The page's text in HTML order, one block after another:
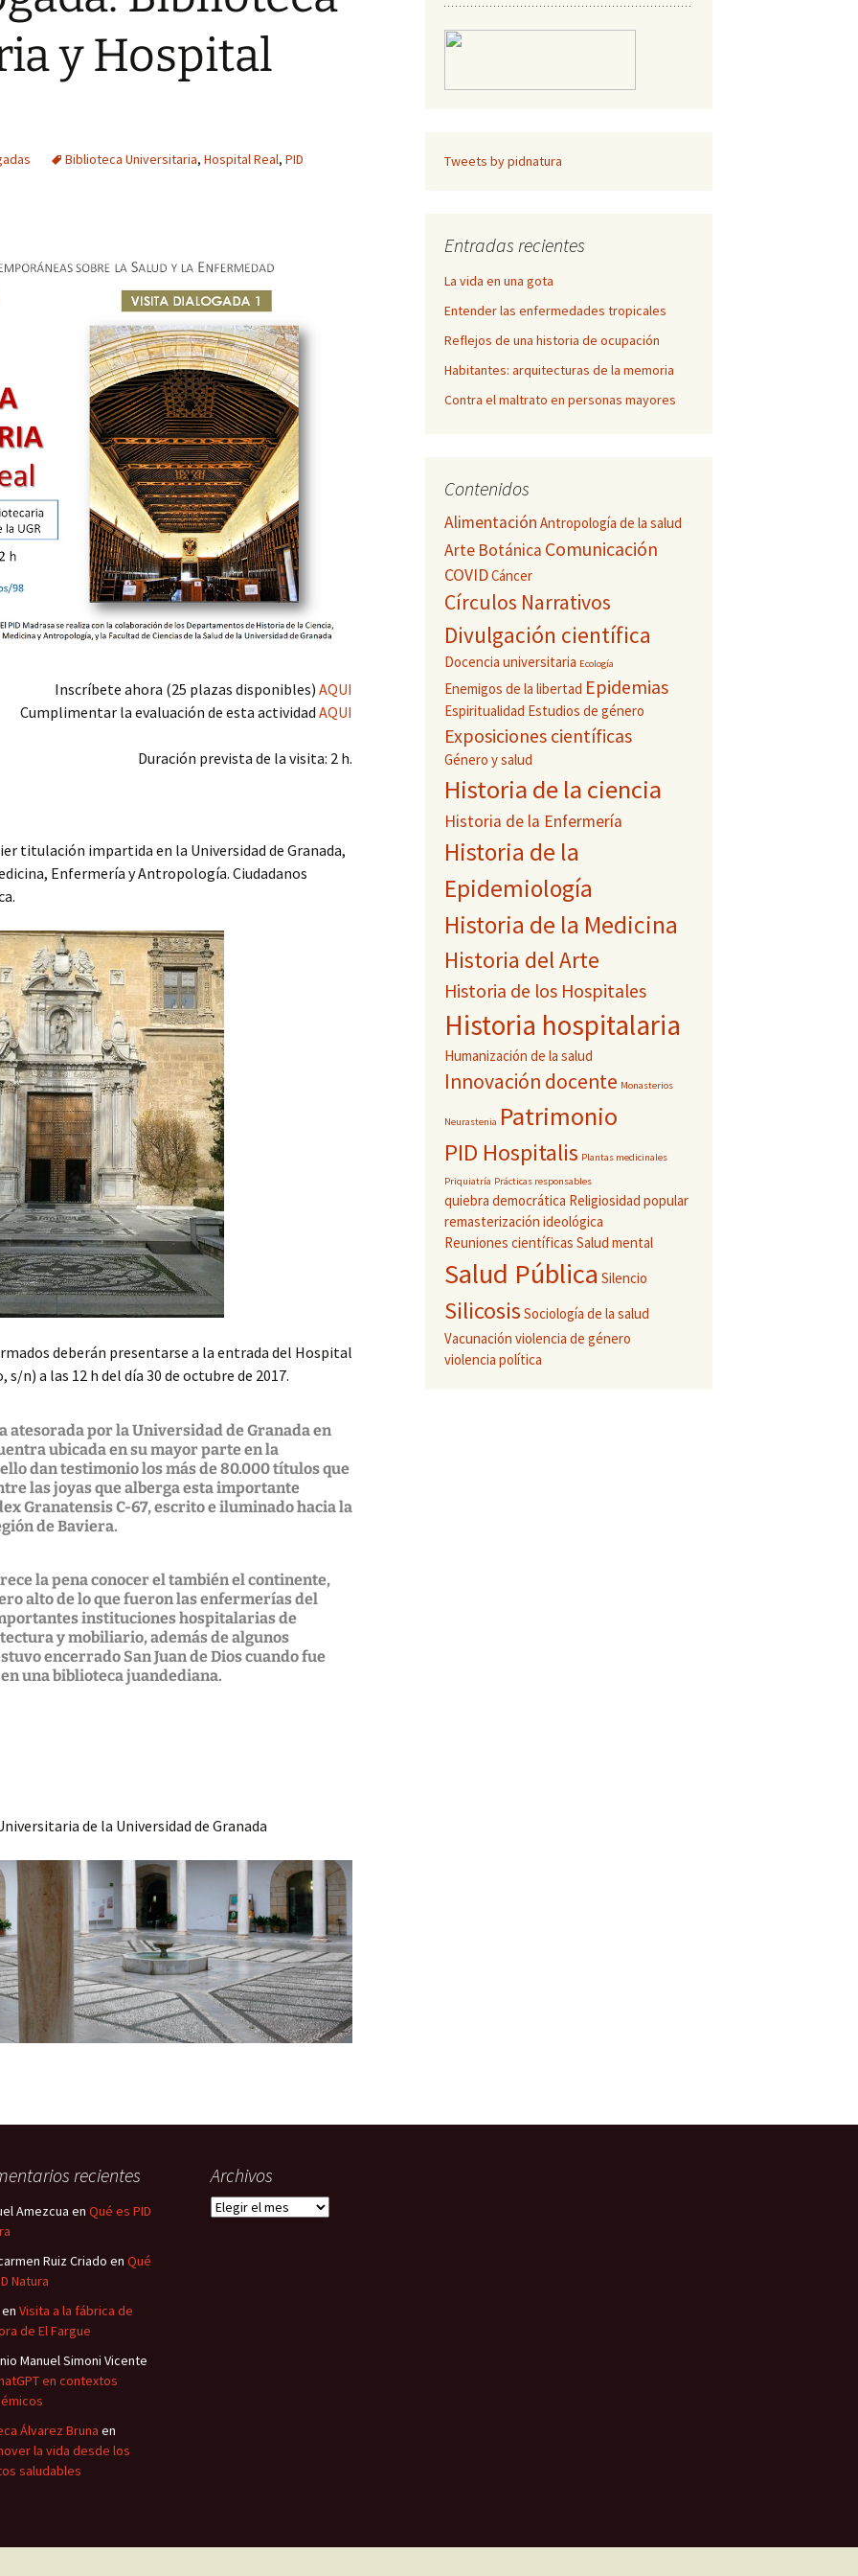
de la
el Campo del
la cara más
y
de
El Fargue
rutas del agua
silencio:
de
por la flora
del Avellano
al Jardín
la
de Granada
al Herbario
y Cambio
Universitaria
Fundación Index
y Hospital
Biblioteca Universitaria, Hospital Real, PID
Inscríbete ahora (25 plazas disponibles) AQUI
Cumplimentar la evaluación de esta actividad AQUI
Duración prevista de la visita: 2 h.
titulación impartida en la Universidad de Granada,
Enfermería y Antropología. Ciudadanos
deberán presentarse a la entrada del Hospital
s/n) a las 12 h del día 30 de octubre de 2017.
atesorada por la Universidad de Granada en
ubicada en su mayor parte en la
dan testimonio los más de 80.000 títulos que
las joyas que alberga esta importante
Granatensis C-67, escrito e iluminado hacia la
de Baviera.
la pena conocer el también el continente,
alto de lo que fueron las enfermerías del
instituciones hospitalarias de
y mobiliario, además de algunos
encerrado San Juan de Dios cuando fue
una biblioteca juandediana.
de la Universidad de Granada
Tweets by pidnatura
Entradas recientes
La vida en una gota
Entender las enfermedades tropicales
Reflejos de una historia de ocupación
Habitantes: arquitecturas de la memoria
Contra el maltrato en personas mayores
Contenidos
Alimentación Antropología de la salud
Arte Botánica Comunicación
COVIDCáncer
Círculos Narrativos
Divulgación científica
Docencia universitaria Ecología
Enemigos de la libertad Epidemias
Espiritualidad Estudios de género
Exposiciones científicas
Género y salud
Historia de la ciencia
Historia de la Enfermería
Historia de la
Epidemiología
Historia de la Medicina
Historia del Arte
Historia de los Hospitales
Historia hospitalaria
Humanización de la salud
Innovación docente Monasterios
Neurastenia Patrimonio
PID Hospitalis Plantas medicinales
Priquiatría Prácticas responsables
quiebra democrática Religiosidad popular
remasterización ideológica
Reuniones científicas Salud mental
Salud Pública Silencio
Silicosis Sociología de la salud
Vacunación violencia de género
violencia política
recientes
Amezcua en Qué es PID
Ruiz Criado en Qué
Natura
en Visita a la fábrica de
de El Fargue
Manuel Simoni Vicente
en contextos
Álvarez Bruna en
la vida desde los
saludables
Archivos
Archivos